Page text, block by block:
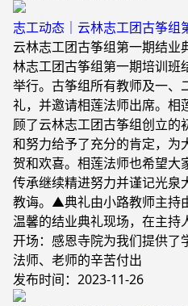
志工动态｜云林志工团古筝组
云林志工团古筝组第一期结业
林志工团古筝组第一期培训班
举行。古筝组所有教师及一、
礼，并邀请相莲法师出席。相
顾了云林志工团古筝组创立的
和努力给予了充分的肯定，为
贺和欢喜。相莲法师也希望大
传承继续精进努力并谨记光泉
教诲。▲典礼由小路教师主持
温馨的结业典礼现场，在主持
开场：感恩寺院为我们提供了
法师、老师的辛苦付出
发布时间：2023-11-26